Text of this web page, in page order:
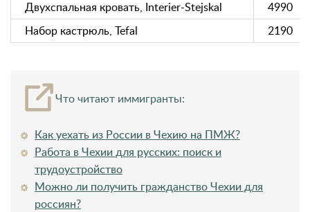
Двухспальная кровать, Interier-Stejskal
4990
Набор кастрюль, Tefal
2190
Что читают иммигранты:
Как уехать из России в Чехию на ПМЖ?
Работа в Чехии для русских: поиск и
трудоустройство
Можно ли получить гражданство Чехии для
россиян?